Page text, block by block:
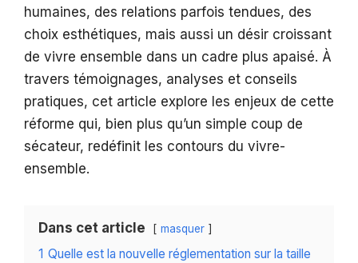
humaines, des relations parfois tendues, des
choix esthétiques, mais aussi un désir croissant
de vivre ensemble dans un cadre plus apaisé. À
travers témoignages, analyses et conseils
pratiques, cet article explore les enjeux de cette
réforme qui, bien plus qu’un simple coup de
sécateur, redéfinit les contours du vivre-
ensemble.
Dans cet article masquer
1 Quelle est la nouvelle réglementation sur la taille